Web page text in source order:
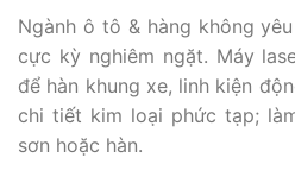
Ngành ô tô & hàng không
cực kỳ nghiêm ngặt. Máy
để hàn khung xe, linh kiện
chi tiết kim loại phức tạp;
sơn hoặc hàn.